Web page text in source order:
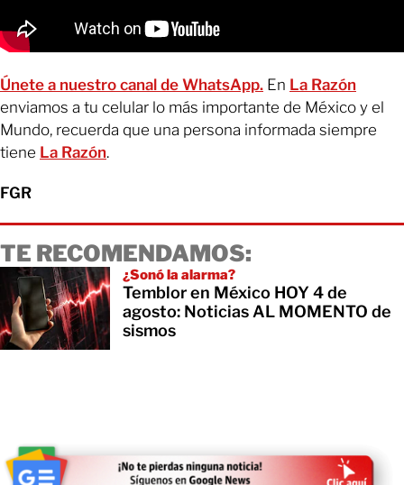
Únete a nuestro canal de WhatsApp. En La Razón
enviamos a tu celular lo más importante de México y el
Mundo, recuerda que una persona informada siempre
tiene La Razón.
FGR
TE RECOMENDAMOS:
¿Sonó la alarma?
Temblor en México HOY 4 de
agosto: Noticias AL MOMENTO de
sismos